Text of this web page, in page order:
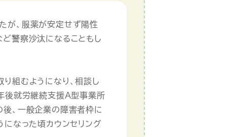
が、服薬が安定せず陽性
警察沙汰になることもし
組むようになり、相談し
後就労継続支援Ａ型事業所
後、一般企業の障害者枠に
なった頃カウンセリング